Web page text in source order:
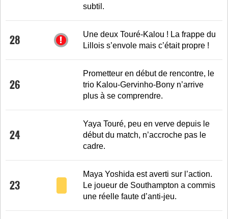
subtil.
28
Une deux Touré-Kalou ! La frappe du
Lillois s’envole mais c’était propre !
26
Prometteur en début de rencontre, le
trio Kalou-Gervinho-Bony n’arrive
plus à se comprendre.
24
Yaya Touré, peu en verve depuis le
début du match, n’accroche pas le
cadre.
23
Maya Yoshida est averti sur l’action.
Le joueur de Southampton a commis
une réelle faute d’anti-jeu.